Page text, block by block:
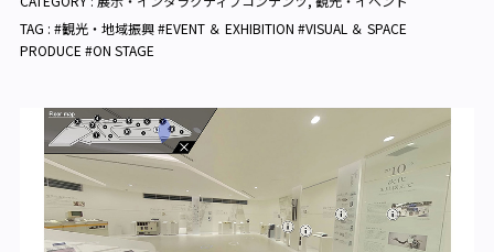
TAG : #観光・地域振興 #EVENT ＆ EXHIBITION #VISUAL ＆ SPACE
PRODUCE #ON STAGE